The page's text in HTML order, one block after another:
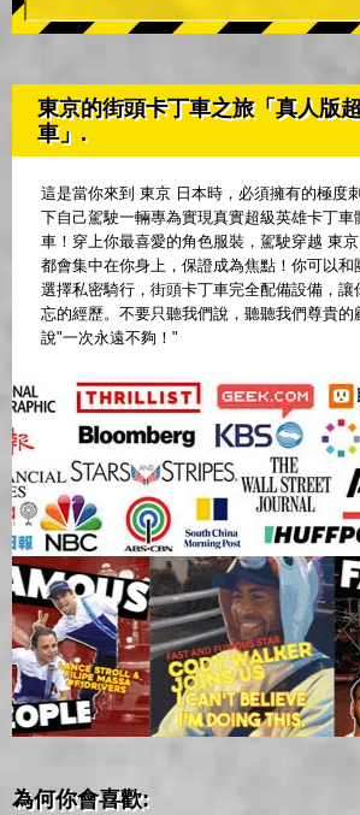
東京的街頭卡丁車之旅「真人版
車」.
這是當你來到 東京 日本時，必須擁有的極度
下自己駕駛一輛專為實現真實超級英雄卡丁車
車！穿上你最喜愛的角色服裝，駕駛穿越 東
都會集中在你身上，保證成為焦點！你可以和
選擇私密騎行，街頭卡丁車完全配備設備，讓
忘的經歷。不要只聽我們說，聽聽我們尊貴的
說"一次永遠不夠！"
為何你會喜歡: